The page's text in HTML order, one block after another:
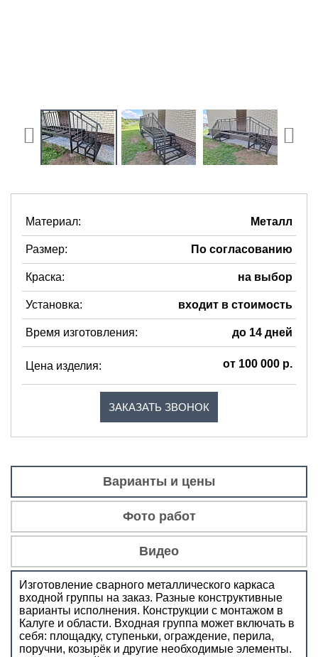
Материал: Металл
Размер: По согласованию
Краска: на выбор
Установка: входит в стоимость
Время изготовления: до 14 дней
Цена изделия: от 100 000 р.
ЗАКАЗАТЬ ЗВОНОК
Варианты и цены
Фото работ
Видео
Изготовление сварного металлического каркаса
входной группы на заказ. Разные конструктивные
варианты исполнения. Конструкции с монтажом в
Калуге и области. Входная группа может включать в
себя: площадку, ступеньки, ограждение, перила,
поручни, козырёк и другие необходимые элементы.